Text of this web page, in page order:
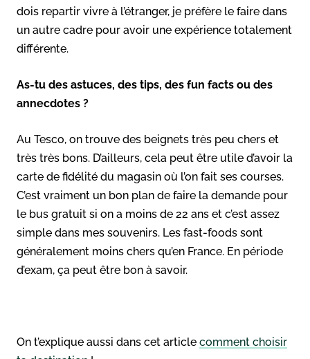
dois repartir vivre à l’étranger, je préfère le faire dans
un autre cadre pour avoir une expérience totalement
différente.
As-tu des astuces, des tips, des fun facts ou des
annecdotes ?
Au Tesco, on trouve des beignets très peu chers et
très très bons. D’ailleurs, cela peut être utile d’avoir la
carte de fidélité du magasin où l’on fait ses courses.
C’est vraiment un bon plan de faire la demande pour
le bus gratuit si on a moins de 22 ans et c’est assez
simple dans mes souvenirs. Les fast-foods sont
généralement moins chers qu’en France. En période
d’exam, ça peut être bon à savoir.
On t’explique aussi dans cet article comment choisir